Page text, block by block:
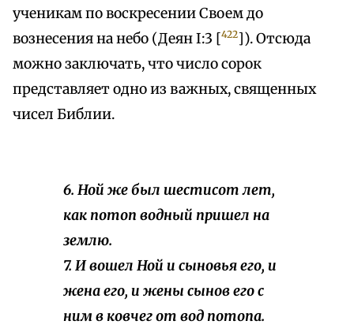
ученикам по воскресении Своем до
вознесения на небо (Деян I:3 [422]). Отсюда
можно заключать, что число сорок
представляет одно из важных, священных
чисел Библии.
6. Ной же был шестисот лет,
как потоп водный пришел на
землю.
7. И вошел Ной и сыновья его, и
жена его, и жены сынов его с
ним в ковчег от вод потопа.